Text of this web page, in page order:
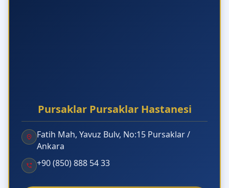
Pursaklar Pursaklar Hastanesi
Fatih Mah, Yavuz Bulv, No:15 Pursaklar /
Ankara
+90 (850) 888 54 33